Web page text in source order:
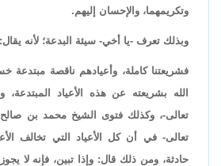
وتكريمهما، والإحسان إليهم.
وبذلك تعرف -يا أخي- سيئة البدعة؛ لأنه
فشريعتنا كاملة، وأعيادهم ناقصة مبتدعة
الله بشريعته عن هذه الأعياد المبتدعة،
تعالى-، وكذلك فتوى الشيخ محمد بن
تعالى- في أن كل الأعياد التي تخالف
حادثة، ومن ذلك قال: وإذا تبين، فإنه لا